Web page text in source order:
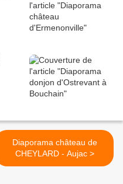
Diaporama château de
CHEYLARD - Aujac >